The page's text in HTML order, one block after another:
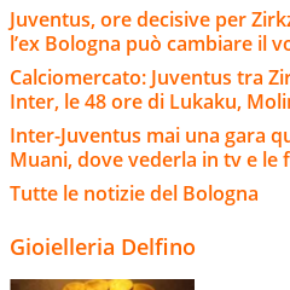
Juventus, ore decisive per
l’ex Bologna può cambiare il
Calciomercato: Juventus tra
Inter, le 48 ore di Lukaku,
Inter-Juventus mai una gara
Muani, dove vederla in tv e le
Tutte le notizie del Bologna
Gioielleria Delfino